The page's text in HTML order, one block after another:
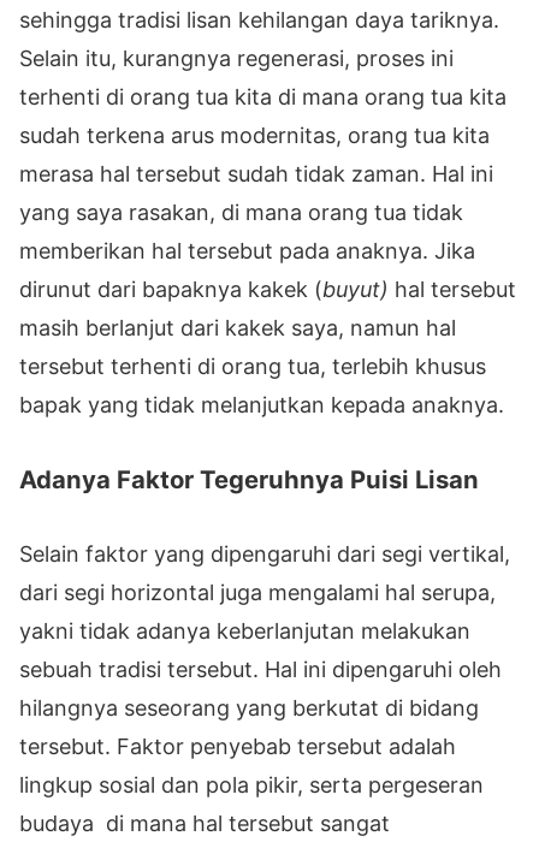
sehingga tradisi lisan kehilangan daya tariknya.
Selain itu, kurangnya regenerasi, proses ini
terhenti di orang tua kita di mana orang tua kita
sudah terkena arus modernitas, orang tua kita
merasa hal tersebut sudah tidak zaman. Hal ini
yang saya rasakan, di mana orang tua tidak
memberikan hal tersebut pada anaknya. Jika
dirunut dari bapaknya kakek (buyut) hal tersebut
masih berlanjut dari kakek saya, namun hal
tersebut terhenti di orang tua, terlebih khusus
bapak yang tidak melanjutkan kepada anaknya.
Adanya Faktor Tegeruhnya Puisi Lisan
Selain faktor yang dipengaruhi dari segi vertikal,
dari segi horizontal juga mengalami hal serupa,
yakni tidak adanya keberlanjutan melakukan
sebuah tradisi tersebut. Hal ini dipengaruhi oleh
hilangnya seseorang yang berkutat di bidang
tersebut. Faktor penyebab tersebut adalah
lingkup sosial dan pola pikir, serta pergeseran
budaya di mana hal tersebut sangat